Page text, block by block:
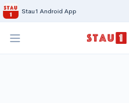
Stau1 Android App